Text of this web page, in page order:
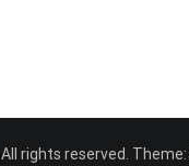
. All rights reserved. Theme: